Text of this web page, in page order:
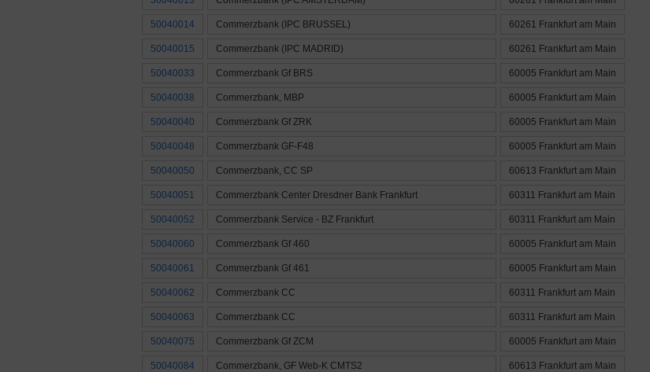
50040014 Commerzbank (IPC BRUSSEL) 60261 Frankfurt am Main
50040015 Commerzbank (IPC MADRID) 60261 Frankfurt am Main
50040033 Commerzbank Gf BRS 60005 Frankfurt am Main
50040038 Commerzbank, MBP 60005 Frankfurt am Main
50040040 Commerzbank Gf ZRK 60005 Frankfurt am Main
50040048 Commerzbank GF-F48 60005 Frankfurt am Main
50040050 Commerzbank, CC SP 60613 Frankfurt am Main
50040051 Commerzbank Center Dresdner Bank Frankfurt 60311 Frankfurt am Main
50040052 Commerzbank Service - BZ Frankfurt 60311 Frankfurt am Main
50040060 Commerzbank Gf 460 60005 Frankfurt am Main
50040061 Commerzbank Gf 461 60005 Frankfurt am Main
50040062 Commerzbank CC 60311 Frankfurt am Main
50040063 Commerzbank CC 60311 Frankfurt am Main
50040075 Commerzbank Gf ZCM 60005 Frankfurt am Main
50040084 Commerzbank, GF Web-K CMTS2 60613 Frankfurt am Main